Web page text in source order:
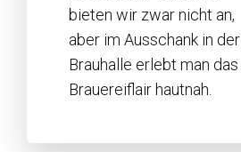
bieten wir zwar nicht an,
aber im Ausschank in der
Brauhalle erlebt man das
Brauereiflair hautnah.